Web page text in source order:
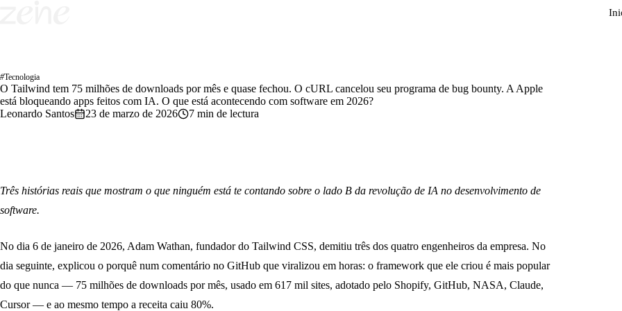
#Tecnologia
O Tailwind tem 75 milhões de downloads por mês e quase fechou. O cURL cancelou seu programa de bug bounty. A Apple
está bloqueando apps feitos com IA. O que está acontecendo com software em 2026?
Leonardo Santos
23 de marzo de 2026 7 min de lectura
Três histórias reais que mostram o que ninguém está te contando sobre o lado B da revolução de IA no desenvolvimento de
software.
No dia 6 de janeiro de 2026, Adam Wathan, fundador do Tailwind CSS, demitiu três dos quatro engenheiros da empresa. No
dia seguinte, explicou o porquê num comentário no GitHub que viralizou em horas: o framework que ele criou é mais popular
do que nunca — 75 milhões de downloads por mês, usado em 617 mil sites, adotado pelo Shopify, GitHub, NASA, Claude,
Cursor — e ao mesmo tempo a receita caiu 80%.